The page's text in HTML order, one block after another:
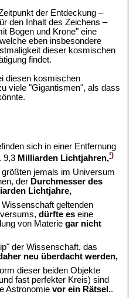
der Entdeckung –
den Inhalt des Zeichens –
Bogen und Krone" eine
eben insbesondere
dieser kosmischen
findet.
diesen kosmischen
viele "Gigantismen", als dass
sich in einer Entfernung
9,3 Milliarden Lichtjahren,¹)
jemals im Universum
der Durchmesser des
Lichtjahre,
geltenden
dürfte eseine
von Materiegar nicht
der Wissenschaft, das
neu überdacht werden,
dieser beiden Objekte
fast perfekter Kreis) sind
Astronomievor ein Rätsel..